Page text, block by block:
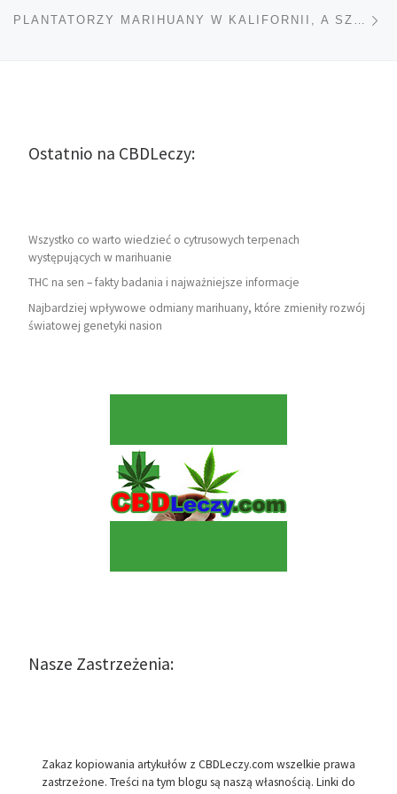
PLANTATORZY MARIHUANY W KALIFORNII, A SZACUNEK DO ŚRODOWISKA
Ostatnio na CBDLeczy:
Wszystko co warto wiedzieć o cytrusowych terpenach
występujących w marihuanie
THC na sen – fakty badania i najważniejsze informacje
Najbardziej wpływowe odmiany marihuany, które zmieniły rozwój
światowej genetyki nasion
Nasze Zastrzeżenia:
Zakaz kopiowania artykułów z CBDLeczy.com wszelkie prawa
zastrzeżone. Treści na tym blogu są naszą własnością. Linki do